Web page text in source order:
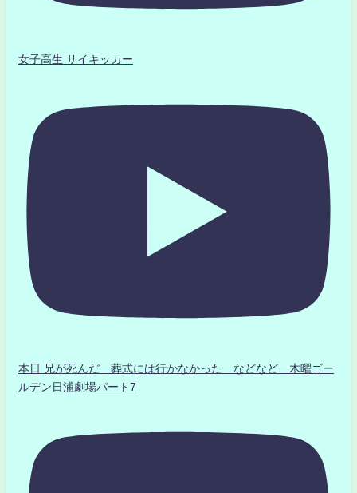
女子高生 サイキッカー
本日 兄が死んだ 葬式には行かなかった などなど 木曜ゴー
ルデン日浦劇場パート7